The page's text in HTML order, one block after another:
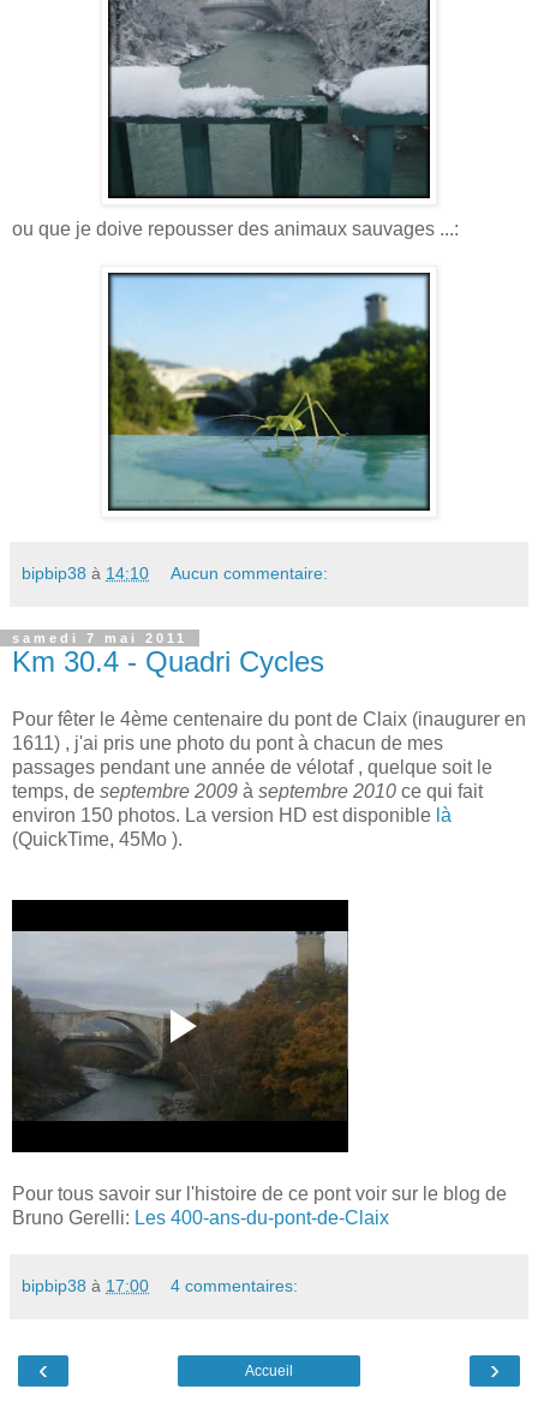
ou que je doive repousser des animaux sauvages ...:
bipbip38 à 14:10 Aucun commentaire:
samedi 7 mai 2011
Km 30.4 - Quadri Cycles
Pour fêter le 4ème centenaire du pont de Claix (inaugurer en
1611) , j'ai pris une photo du pont à chacun de mes
passages pendant une année de vélotaf , quelque soit le
temps, de septembre 2009 à septembre 2010 ce qui fait
environ 150 photos. La version HD est disponible là
(QuickTime, 45Mo ).
Pour tous savoir sur l'histoire de ce pont voir sur le blog de
Bruno Gerelli: Les 400-ans-du-pont-de-Claix
bipbip38 à 17:00 4 commentaires:
‹ ›
Accueil